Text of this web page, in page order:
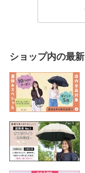
用 軽量 丈夫 ピンクトリ
ショップ内の最